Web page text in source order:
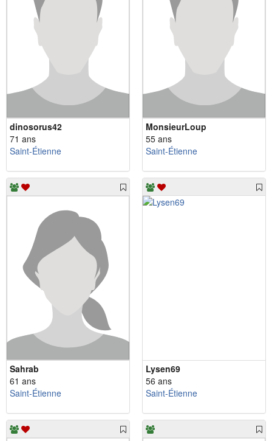
dinosorus42
71 ans
Saint-Étienne
MonsieurLoup
55 ans
Saint-Étienne
Sahrab
61 ans
Saint-Étienne
Lysen69
56 ans
Saint-Étienne